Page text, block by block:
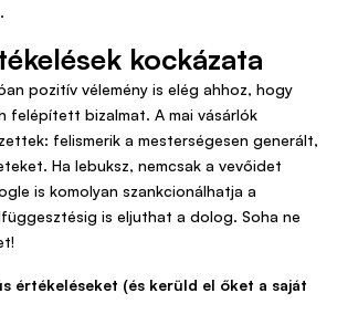
kockázata
pozitív vélemény is elég ahhoz, hogy
felépített bizalmat. A mai vásárlók
felismerik a mesterségesen generált,
Ha lebuksz, nemcsak a vevőidet
is komolyan szankcionálhatja a
is eljuthat a dolog. Soha ne
értékeléseket (és kerüld el őket a saját